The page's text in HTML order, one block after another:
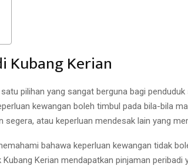
Kubang Kerian
pilihan yang sangat berguna bagi
kewangan boleh timbul pada bila-bila
atau keperluan mendesak lain yang
bahawa keperluan kewangan tidak
Kerian mendapatkan pinjaman